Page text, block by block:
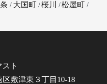
大国町 桜川
松屋町
ト
区敷津東３丁目10-18